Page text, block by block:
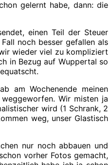
gelernt habe, dann: die
einen Teil der Steuer
noch besser gefallen als
wieder viel zu kompliziert
in Bezug auf Wuppertal so
am Wochenende meinen
Wir misten ja
wird (1 Schrank, 2
weg, unser Glastisch
nur noch abbauen und
vorher Fotos gemacht,